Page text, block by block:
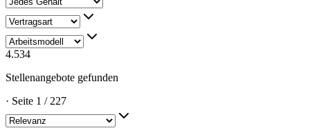
4.534
Stellenangebote gefunden
· Seite 1 / 227